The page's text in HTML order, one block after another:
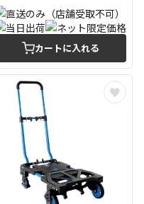
カートに入れる